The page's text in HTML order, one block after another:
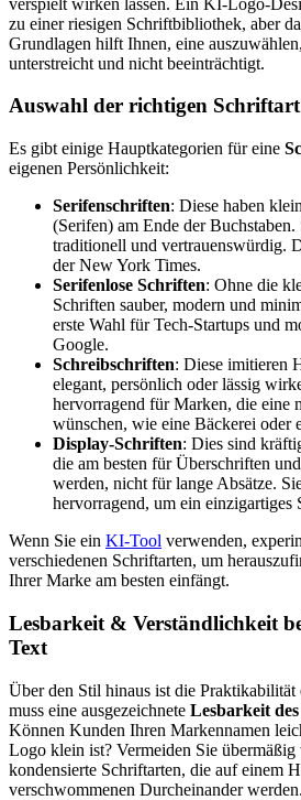
zu einer riesigen Schriftbibliothek, aber
Grundlagen hilft Ihnen, eine
unterstreicht und nicht beeinträchtigt.
Auswahl der richtigen
Es gibt einige Hauptkategorien für eine
eigenen Persönlichkeit:
Serifenschriften: Diese haben
(Serifen) am Ende der
traditionell und vertrauenswürdig.
der New York Times.
Serifenlose Schriften: Ohne die
Schriften sauber, modern und
erste Wahl für Tech-Startups und
Google.
Schreibschriften: Diese imitieren
elegant, persönlich oder lässig
hervorragend für Marken, die eine
wünschen, wie eine Bäckerei oder
Display-Schriften: Dies sind
die am besten für Überschriften
werden, nicht für lange Absätze.
hervorragend, um ein einzigartiges
Wenn Sie ein KI-Tool verwenden,
verschiedenen Schriftarten, um
Ihrer Marke am besten einfängt.
Lesbarkeit & Verständlichkeit
Text
Über den Stil hinaus ist die
muss eine ausgezeichnete Lesbarkeit des
Können Kunden Ihren Markennamen
Logo klein ist? Vermeiden Sie übermäßig
kondensierte Schriftarten, die auf einem
verschwommenen Durcheinander werden.